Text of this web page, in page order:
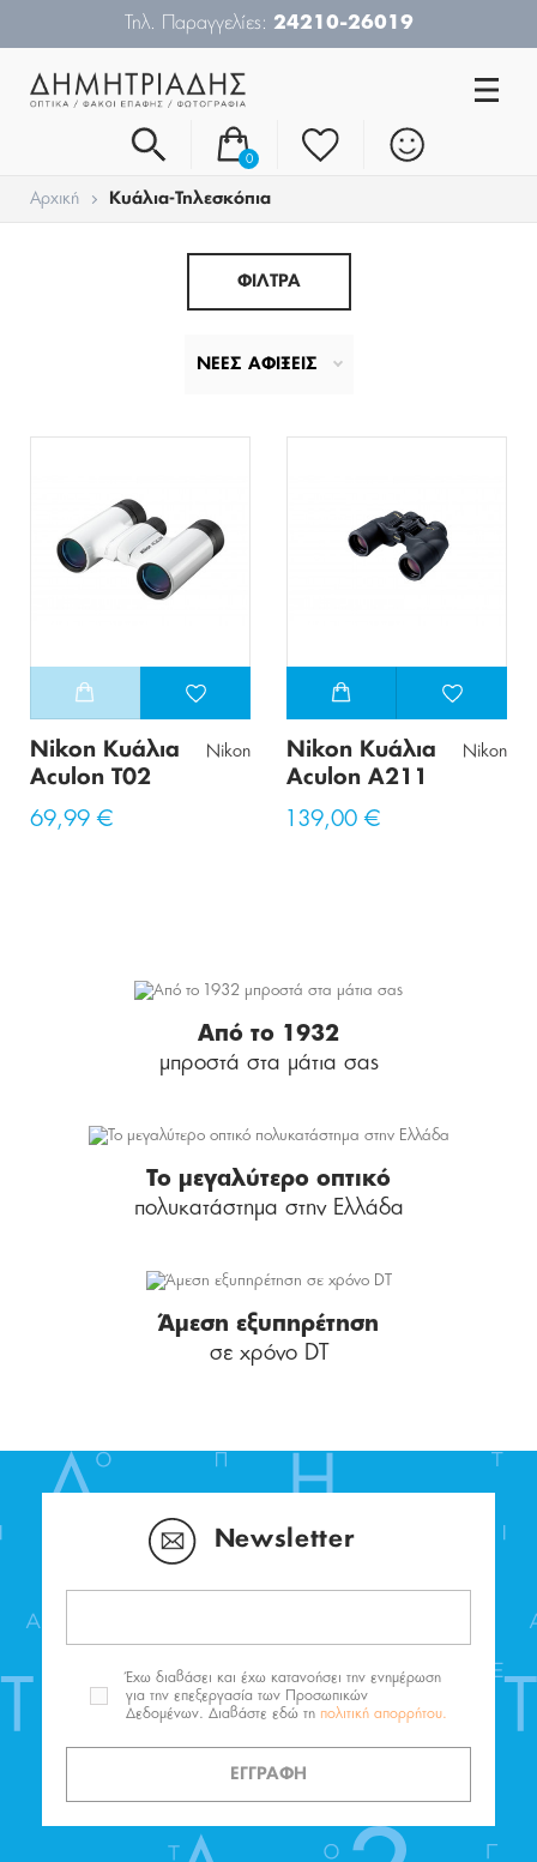
Τηλ. Παραγγελίες: 24210-26019
0
Αρχική Κυάλια-Τηλεσκόπια
ΦΙΛΤΡΑ
ΝΕΕΣ ΑΦΙΞΕΙΣ
Nikon Κυάλια
Aculon T02
Nikon
69,99 €
Nikon Κυάλια
Aculon A211
Nikon
139,00 €
Από το 1932
μπροστά στα μάτια σας
Το μεγαλύτερο οπτικό
πολυκατάστημα στην Ελλάδα
Άμεση εξυπηρέτηση
σε χρόνο DT
Newsletter
ΕΓΓΡΑΦΗ
Έχω διαβάσει και έχω κατανοήσει την ενημέρωση
για την επεξεργασία των Προσωπικών
Δεδομένων. Διαβάστε εδώ τη πολιτική απορρήτου.